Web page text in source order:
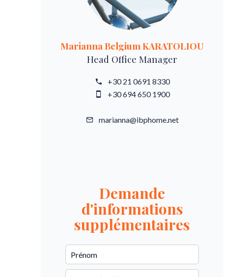
Marianna Belgium KARATOLIOU
Head Office Manager
+30 21 0691 8330
+30 694 650 1900
marianna@ibphome.net
Demande
d'informations
supplémentaires